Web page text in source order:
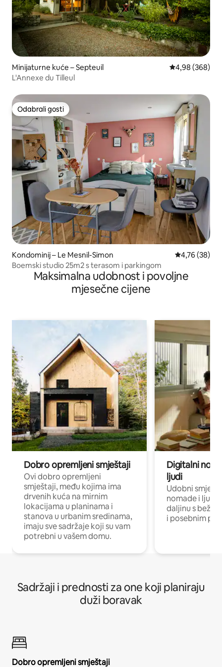
Minijaturne kuće – Septeuil Prosječna
4,98 (368)
L'Annexe du Tilleul
Odabrali gosti
Odabrali gosti
Kondominij – Le Mesnil-Simon Prosječna
4,76 (38)
Boemski studio 25m2 s terasom i parkingom
Maksimalna udobnost i povoljne
mjesečne cijene
Dobro opremljeni smještaji
Ovi dobro opremljeni
smještaji, među kojima ima
drvenih kuća na mirnim
lokacijama u planinama i
stanova u urbanim sredinama,
imaju sve sadržaje koji su vam
potrebni u vašem domu.
Digitalni
ljudi
Udobni
nomade i ljude
daljinu s
i posebnim
Sadržaji i prednosti za one koji planiraju
duži boravak
Dobro opremljeni smještaji